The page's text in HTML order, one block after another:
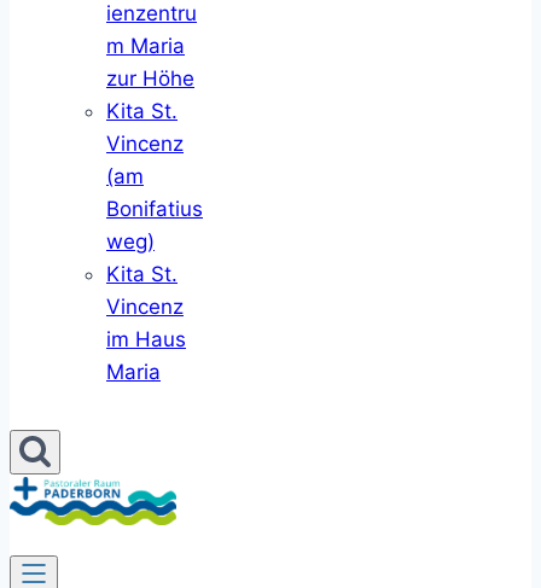
ienzentru
m Maria
zur Höhe
Kita St.
Vincenz
(am
Bonifatius
weg)
Kita St.
Vincenz
im Haus
Maria